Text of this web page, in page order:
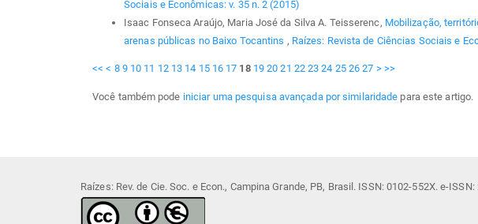
Sociais e Econômicas: v. 35 n. 2 (2015)
Isaac Fonseca Araújo, Maria José da Silva A. Teisserenc, Mobilização,
arenas públicas no Baixo Tocantins , Raízes: Revista de Ciências Sociais e
<< < 8 9 10 11 12 13 14 15 16 17 18 19 20 21 22 23 24 25 26 27 > >>
Você também pode iniciar uma pesquisa avançada por similaridade para este artigo.
Raízes: Rev. de Cie. Soc. e Econ., Campina Grande, PB, Brasil. ISSN: 0102-552X. e-ISSN: